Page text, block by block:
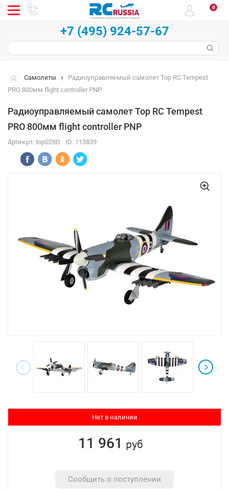
0
+7 (495) 924-57-67
Самолеты
Радиоуправляемый самолет Top RC Tempest
PRO 800мм flight controller PNP
Радиоуправляемый самолет Top RC Tempest
PRO 800мм flight controller PNP
Артикул: top028D ID: 113839
Нет в наличии
11 961 руб
Сообщить о поступлении